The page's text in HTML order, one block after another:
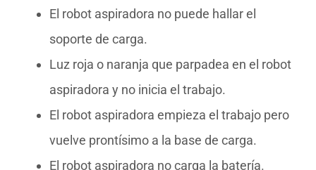
El robot aspiradora no puede hallar el
soporte de carga.
Luz roja o naranja que parpadea en el robot
aspiradora y no inicia el trabajo.
El robot aspiradora empieza el trabajo pero
vuelve prontísimo a la base de carga.
El robot aspiradora no carga la batería.